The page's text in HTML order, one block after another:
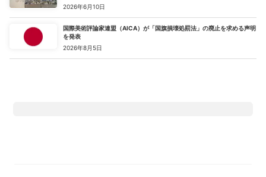
2026年6月10日
国際美術評論家連盟（AICA）が「国旗損壊処罰法」の廃止を求める声明
を発表
2026年8月5日